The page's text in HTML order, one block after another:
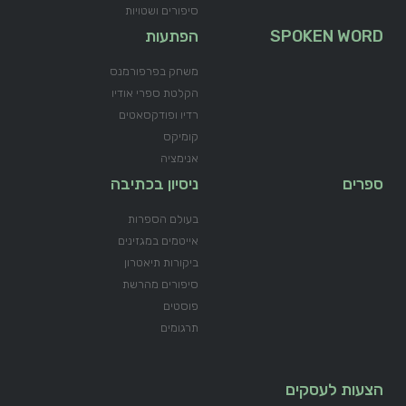
סיפורים ושטויות
SPOKEN WORD הפתעות
משחק בפרפורמנס
הקלטת ספרי אודיו
רדיו ופודקסאטים
קומיקס
אנימציה
ספרים ניסיון בכתיבה
בעולם הספרות
אייטמים במגזינים
ביקורות תיאטרון
סיפורים מהרשת
פוסטים
תרגומים
הצעות לעסקים